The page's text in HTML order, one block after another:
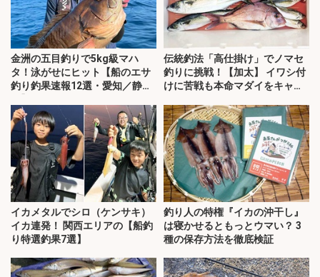
金洲の五目釣りで5kg級マハ
タ！泳がせにヒット【船のエサ
釣り釣果速報12選・愛知／静
伝統釣法「高仕掛け」でノマセ
釣りに挑戦！【加太】 イワシ付
けに苦戦も本命マダイをキャッ
イカメタルでシロ（ケンサキ）
イカ連発！ 関西エリアの【船釣
り特選釣果7選】
釣り人の特権『イカの沖干し』
は寝かせるともっとウマい？ 3
種の保存方法を徹底検証